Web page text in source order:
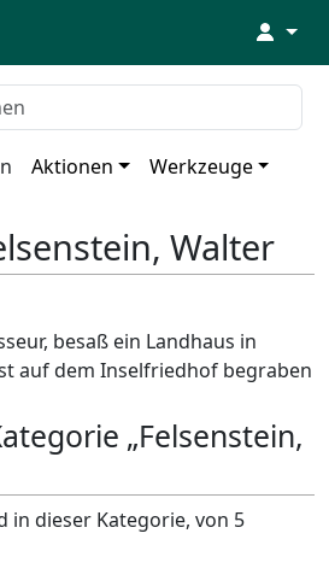
↓
Aktionen Werkzeuge
Walter
besaß ein Landhaus in
auf dem Inselfriedhof begraben
„Felsenstein,
in dieser Kategorie, von 5